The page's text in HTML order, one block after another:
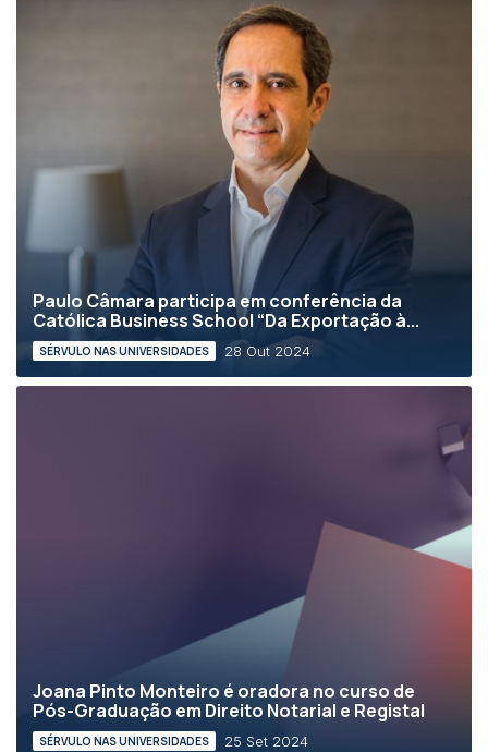
Paulo Câmara participa em conferência da
Católica Business School “Da Exportação à...
SÉRVULO NAS UNIVERSIDADES 28 Out 2024
Joana Pinto Monteiro é oradora no curso de
Pós-Graduação em Direito Notarial e Registal
SÉRVULO NAS UNIVERSIDADES 25 Set 2024